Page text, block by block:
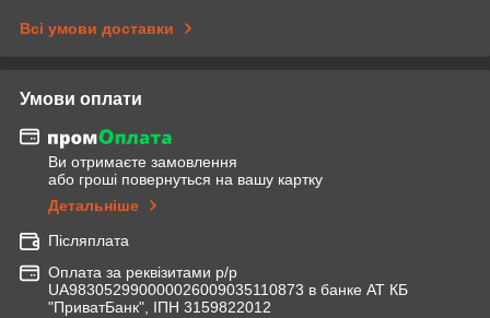
Всі умови доставки
Умови оплати
Ви отримаєте замовлення
або гроші повернуться на вашу картку
Детальніше
Післяплата
Оплата за реквізитами р/р
UA983052990000026009035110873 в банке АТ КБ
"ПриватБанк", ІПН 3159822012